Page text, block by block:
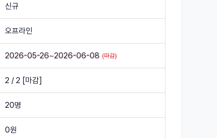
신규
오프라인
2026-05-26~2026-06-08
2 / 2 [마감]
20명
0원